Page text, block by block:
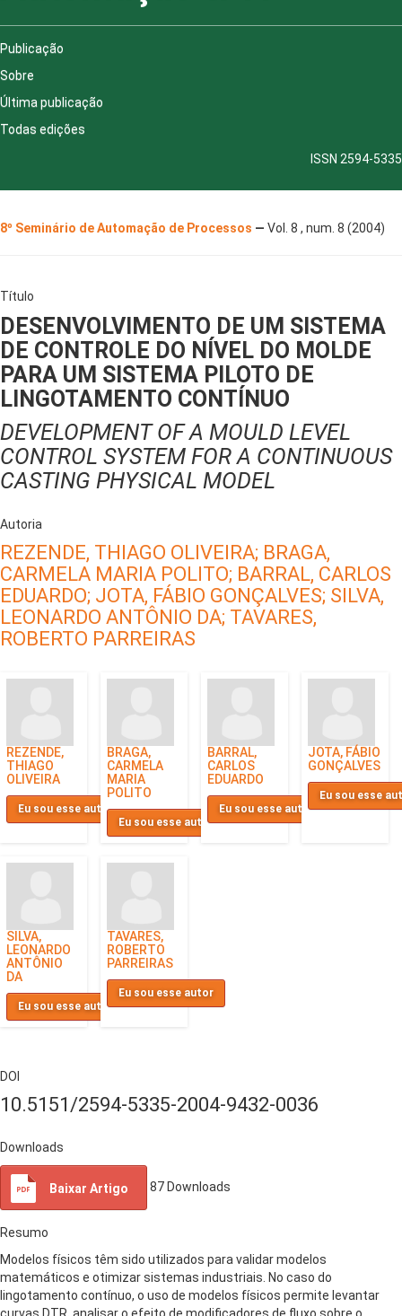
Publicação
Sobre
Última publicação
Todas edições
ISSN 2594-5335
8º Seminário de Automação de Processos — Vol. 8 , num. 8 (2004)
Título
DESENVOLVIMENTO DE UM SISTEMA
DE CONTROLE DO NÍVEL DO MOLDE
PARA UM SISTEMA PILOTO DE
LINGOTAMENTO CONTÍNUO
DEVELOPMENT OF A MOULD LEVEL
CONTROL SYSTEM FOR A CONTINUOUS
CASTING PHYSICAL MODEL
Autoria
REZENDE, THIAGO OLIVEIRA; BRAGA,
CARMELA MARIA POLITO; BARRAL, CARLOS
EDUARDO; JOTA, FÁBIO GONÇALVES; SILVA,
LEONARDO ANTÔNIO DA; TAVARES,
ROBERTO PARREIRAS
REZENDE,
THIAGO
OLIVEIRA
Eu sou esse autor
BRAGA,
CARMELA
MARIA
POLITO
Eu sou esse autor
BARRAL,
CARLOS
EDUARDO
Eu sou esse autor
JOTA, FÁBIO
GONÇALVES
Eu sou esse
SILVA,
LEONARDO
ANTÔNIO
DA
Eu sou esse autor
TAVARES,
ROBERTO
PARREIRAS
Eu sou esse autor
DOI
10.5151/2594-5335-2004-9432-0036
Downloads
Baixar Artigo 87Downloads
Resumo
Modelos físicos têm sido utilizados para validar modelos
matemáticos e otimizar sistemas industriais. No caso do
lingotamento contínuo, o uso de modelos físicos permite levantar
curvas DTR, analisar o efeito de modificadores de fluxo sobre o